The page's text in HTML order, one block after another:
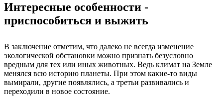
Интересные особенности -
приспособиться и выжить
В заключение отметим, что далеко не всегда изменение
экологической обстановки можно признать безусловно
вредным для тех или иных животных. Ведь климат на Земле
менялся всю историю планеты. При этом какие-то виды
вымирали, другие появлялись, а третьи развивались и
переходили в новое состояние.